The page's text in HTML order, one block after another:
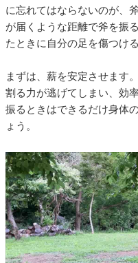
に忘れてはならないのが、
が届くような距離で斧を振
たときに自分の足を傷つけ
まずは、薪を安定させます
割る力が逃げてしまい、効
振るときはできるだけ身体
ょう。